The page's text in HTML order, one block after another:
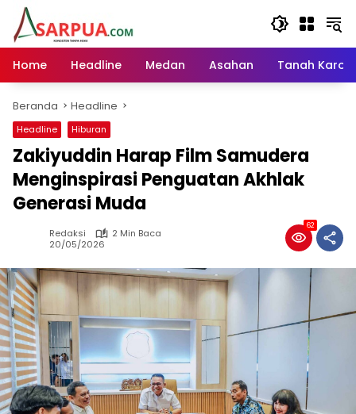
Langsung
konten
Home
Headline Medan Asahan Tanah Karo
Beranda Headline
Headline Hiburan
Zakiyuddin Harap Film Samudera
Menginspirasi Penguatan Akhlak
Generasi Muda
Redaksi
2 Min Baca
20/05/2026
62